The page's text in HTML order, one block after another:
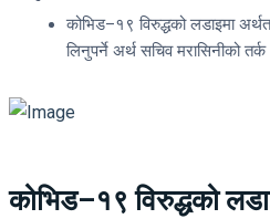
कोभिड–१९ विरुद्धको लडाइमा
लिनुपर्ने अर्थ सचिव मरासिनीको तर्क
कोभिड–१९ विरुद्धको